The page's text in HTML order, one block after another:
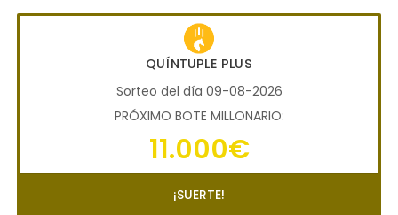
QUÍNTUPLE PLUS
Sorteo del día 09-08-2026
PRÓXIMO BOTE MILLONARIO:
11.000€
¡SUERTE!